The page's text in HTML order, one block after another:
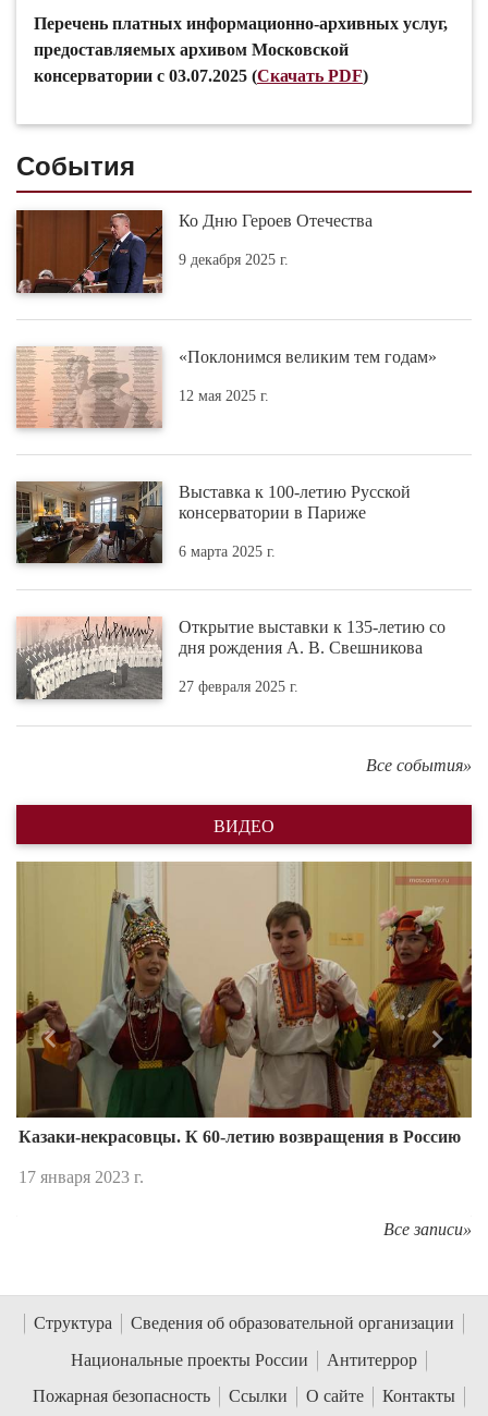
Перечень платных информационно-архивных услуг,
предоставляемых архивом Московской
консерватории с 03.07.2025 (Скачать PDF)
События
Ко Дню Героев Отечества
9 декабря 2025 г.
«Поклонимся великим тем годам»
12 мая 2025 г.
Выставка к 100-летию Русской
консерватории в Париже
6 марта 2025 г.
Открытие выставки к 135-летию со
дня рождения А. В. Свешникова
27 февраля 2025 г.
Все события»
ВИДЕО
Казаки-некрасовцы. К 60-летию возвращения в Россию
17 января 2023 г.
Назад
Все записи»
Структура
Сведения об образовательной организации
Национальные проекты России
Антитеррор
Пожарная безопасность
Ссылки О сайте Контакты